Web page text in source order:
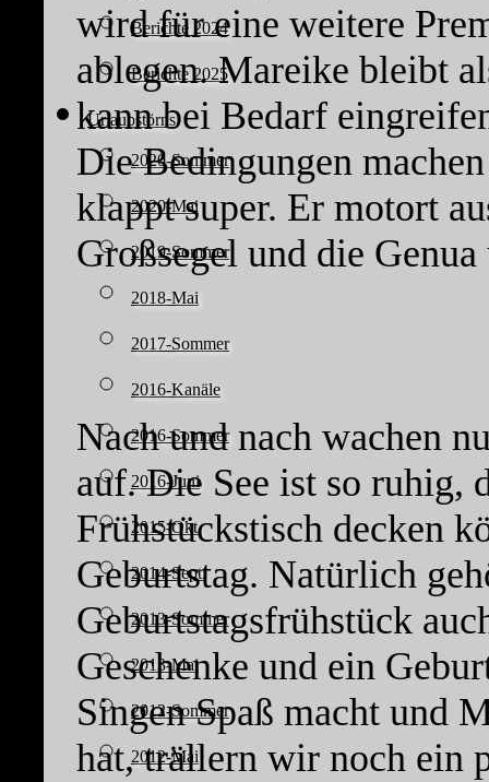
Berichte 2024
Berichte 2025
Urlaubstörns
2020-Sommer
2020-Mai
2019-Sommer
2018-Mai
2017-Sommer
2016-Kanäle
2016-Sommer
2016-Juni
2015-Okt.
2014-Sept.
2013-Sommer
2013-Mai
2012-Sommer
2012-Mai
wird für eine weitere
ablegen. Mareike bleibt
kann bei Bedarf
Die Bedingungen
klappt super. Er motort
Großsegel und die
Nach und nach wachen
auf. Die See ist so ruhig,
Frühstückstisch decken
Geburtstag. Natürlich
Geburtstagsfrühstück
Geschenke und ein
Singen Spaß macht und
hat, trällern wir noch ein